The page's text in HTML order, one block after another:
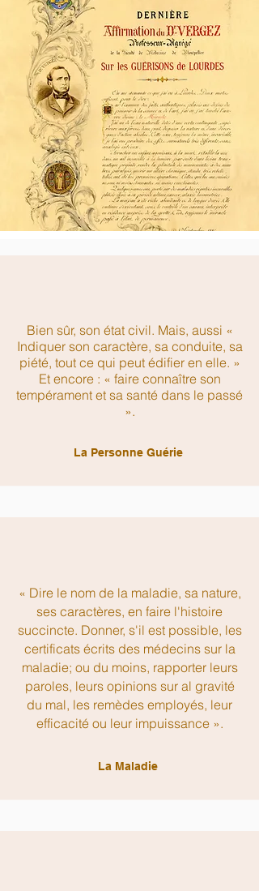
Bien sûr, son état civil. Mais, aussi «
Indiquer son caractère, sa conduite, sa
piété, tout ce qui peut édifier en elle. »
Et encore : « faire connaître son
tempérament et sa santé dans le passé
».
La Personne Guérie
« Dire le nom de la maladie, sa nature,
ses caractères, en faire l'histoire
succincte. Donner, s'il est possible, les
certificats écrits des médecins sur la
maladie; ou du moins, rapporter leurs
paroles, leurs opinions sur al gravité
du mal, les remèdes employés, leur
efficacité ou leur impuissance ».
La Maladie